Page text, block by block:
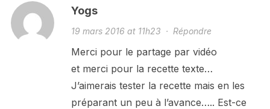
Yogs
19 mars 2016 at 11h23 · Répondre
Merci pour le partage par vidéo
et merci pour la recette texte…
J’aimerais tester la recette mais en les
préparant un peu à l’avance….. Est-ce